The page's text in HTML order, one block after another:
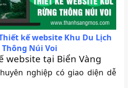
kế website Khu Du Lịch
Núi Voi
website tại Biển Vàng
nghiệp có giao diện dễ